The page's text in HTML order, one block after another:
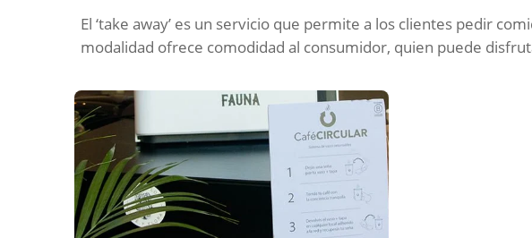
El ‘take away’ es un servicio que permite a los clientes pedir
modalidad ofrece comodidad al consumidor, quien puede